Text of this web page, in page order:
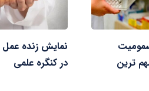
ترین
نمایش زنده
در کنگره علمی